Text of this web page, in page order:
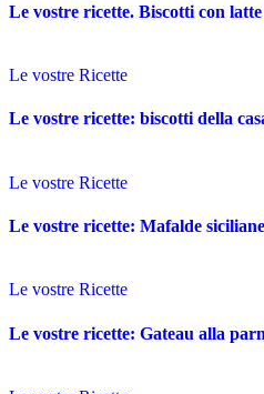
Le vostre ricette. Biscotti con
Le vostre Ricette
Le vostre ricette: biscotti della
Le vostre Ricette
Le vostre ricette: Mafalde siciliane
Le vostre Ricette
Le vostre ricette: Gateau alla